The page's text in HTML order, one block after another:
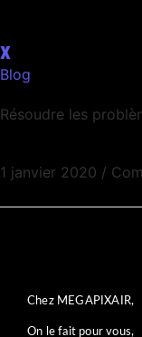
x
Blog
Résoudre les
1 janvier 2020 /
Chez MEGAPIXAIR,
On le fait pour vous,